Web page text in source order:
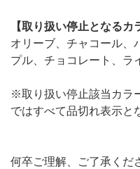
【取り扱い停止となるカ
オリーブ、チャコール、
プル、チョコレート、ラ
※取り扱い停止該当カラ
ではすべて品切れ表示と
何卒ご理解、ご了承くだ